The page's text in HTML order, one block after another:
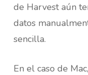
de Harvest aún
datos
sencilla.
En el caso de